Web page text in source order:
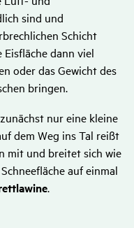
sind und
Schicht
dann viel
oder das Gewicht des
bringen.
nur eine kleine
dem Weg ins Tal reißt
mit und breitet sich wie
auf einmal
.